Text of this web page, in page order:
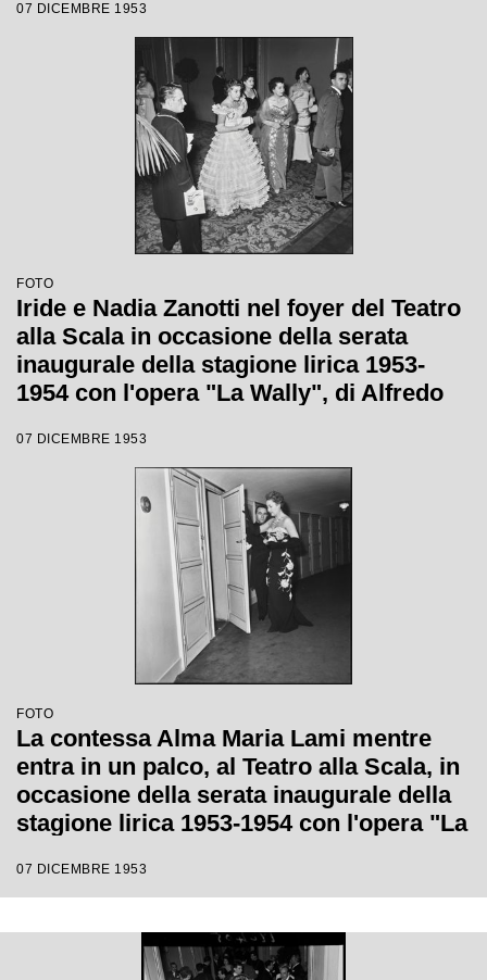
Giulini, con la regia di Tatiana Pavlova
07 DICEMBRE 1953
FOTO
Iride e Nadia Zanotti nel foyer del Teatro
alla Scala in occasione della serata
inaugurale della stagione lirica 1953-
1954 con l'opera "La Wally", di Alfredo
con la regia di Tatiana Pavlova
07 DICEMBRE 1953
FOTO
La contessa Alma Maria Lami mentre
entra in un palco, al Teatro alla Scala, in
occasione della serata inaugurale della
stagione lirica 1953-1954 con l'opera "La
Carlo Maria Giulini, con la regia di
07 DICEMBRE 1953